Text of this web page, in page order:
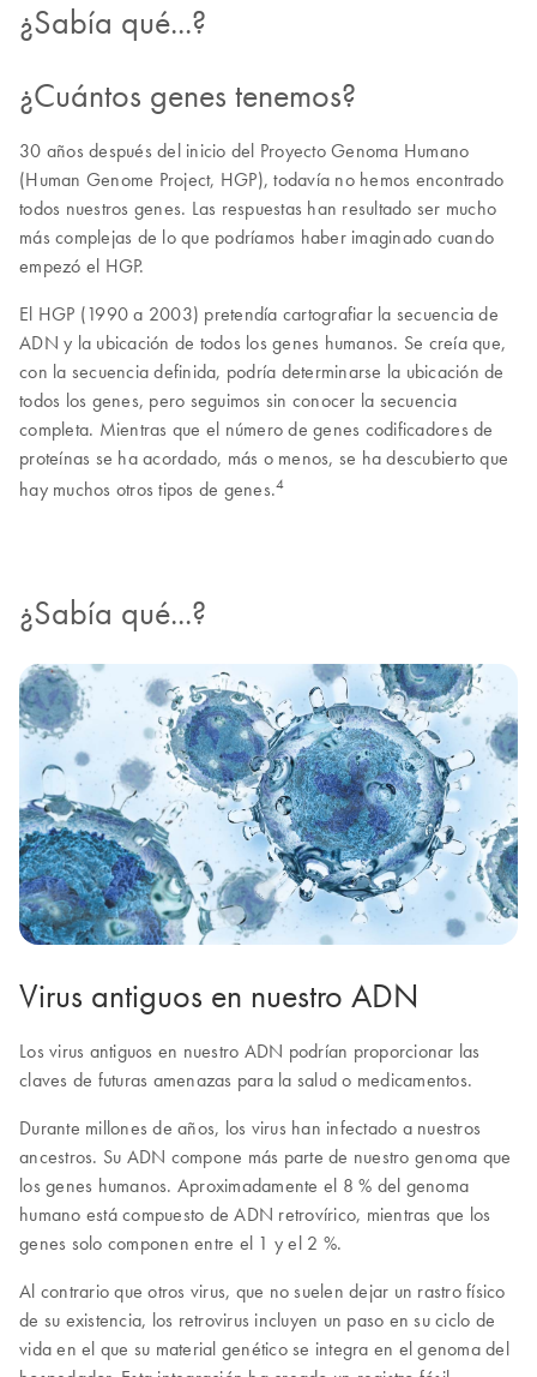
¿Sabía qué...?
¿Cuántos genes tenemos?
30 años después del inicio del Proyecto Genoma Humano
(Human Genome Project, HGP), todavía no hemos encontrado
todos nuestros genes. Las respuestas han resultado ser mucho
más complejas de lo que podríamos haber imaginado cuando
empezó el HGP.
El HGP (1990 a 2003) pretendía cartografiar la secuencia de
ADN y la ubicación de todos los genes humanos. Se creía que,
con la secuencia definida, podría determinarse la ubicación de
todos los genes, pero seguimos sin conocer la secuencia
completa. Mientras que el número de genes codificadores de
proteínas se ha acordado, más o menos, se ha descubierto que
hay muchos otros tipos de genes.4
¿Sabía qué...?
Virus antiguos en nuestro ADN
Los virus antiguos en nuestro ADN podrían proporcionar las
claves de futuras amenazas para la salud o medicamentos.
Durante millones de años, los virus han infectado a nuestros
ancestros. Su ADN compone más parte de nuestro genoma que
los genes humanos. Aproximadamente el 8 % del genoma
humano está compuesto de ADN retrovírico, mientras que los
genes solo componen entre el 1 y el 2 %.
Al contrario que otros virus, que no suelen dejar un rastro físico
de su existencia, los retrovirus incluyen un paso en su ciclo de
vida en el que su material genético se integra en el genoma del